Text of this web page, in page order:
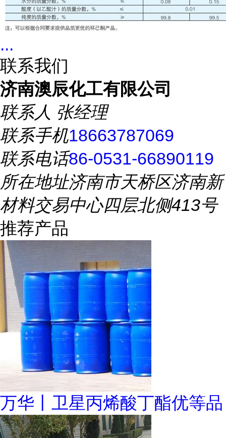
...
联系我们
济南澳辰化工有限公司
联系人 张经理
联系手机18663787069
联系电话86-0531-66890119
所在地址济南市天桥区济南新
材料交易中心四层北侧413号
推荐产品
万华丨卫星丙烯酸丁酯优等品